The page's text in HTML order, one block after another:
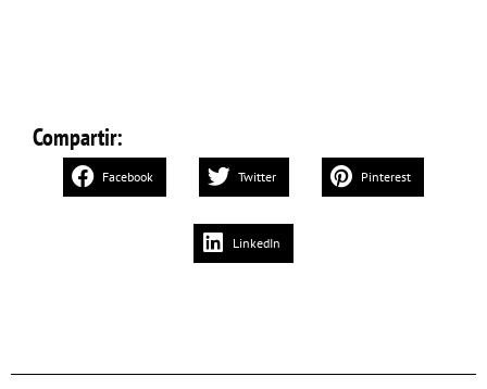
Compartir:
Facebook Twitter Pinterest
LinkedIn